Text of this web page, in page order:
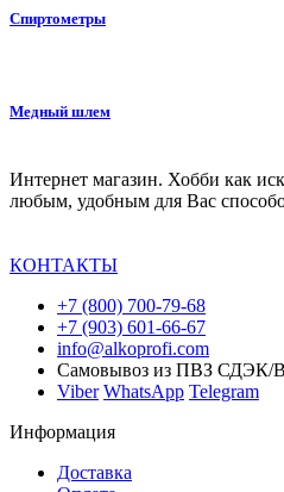
Спиртометры
Медный шлем
Интернет магазин. Хобби как
любым, удобным для Вас
КОНТАКТЫ
+7 (800) 700-79-68
+7 (903) 601-66-67
info@alkoprofi.com
Самовывоз из ПВЗ СДЭК/
Viber WhatsApp Telegram
Информация
Доставка